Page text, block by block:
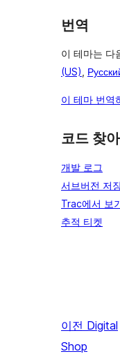
번역
이 테마는 다
(US),
이 테마 번역
코드 찾아
개발 로그
서브버전 저
Trac에서 보
추적 티켓
이전 Digital
Shop